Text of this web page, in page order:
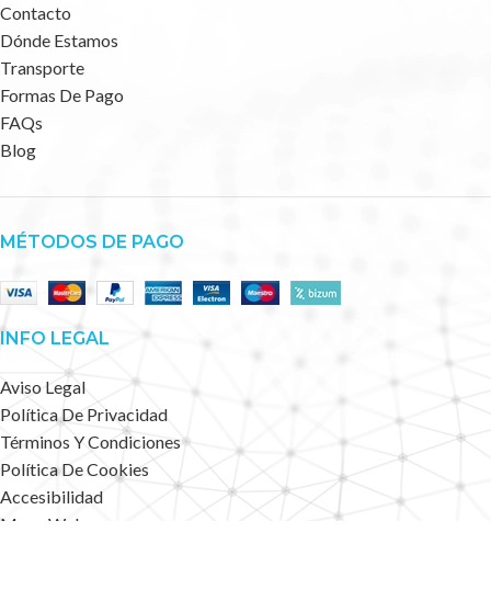
Contacto
Dónde Estamos
Transporte
Formas De Pago
FAQs
Blog
MÉTODOS DE PAGO
INFO LEGAL
Aviso Legal
Política De Privacidad
Términos Y Condiciones
Política De Cookies
Accesibilidad
Mapa Web